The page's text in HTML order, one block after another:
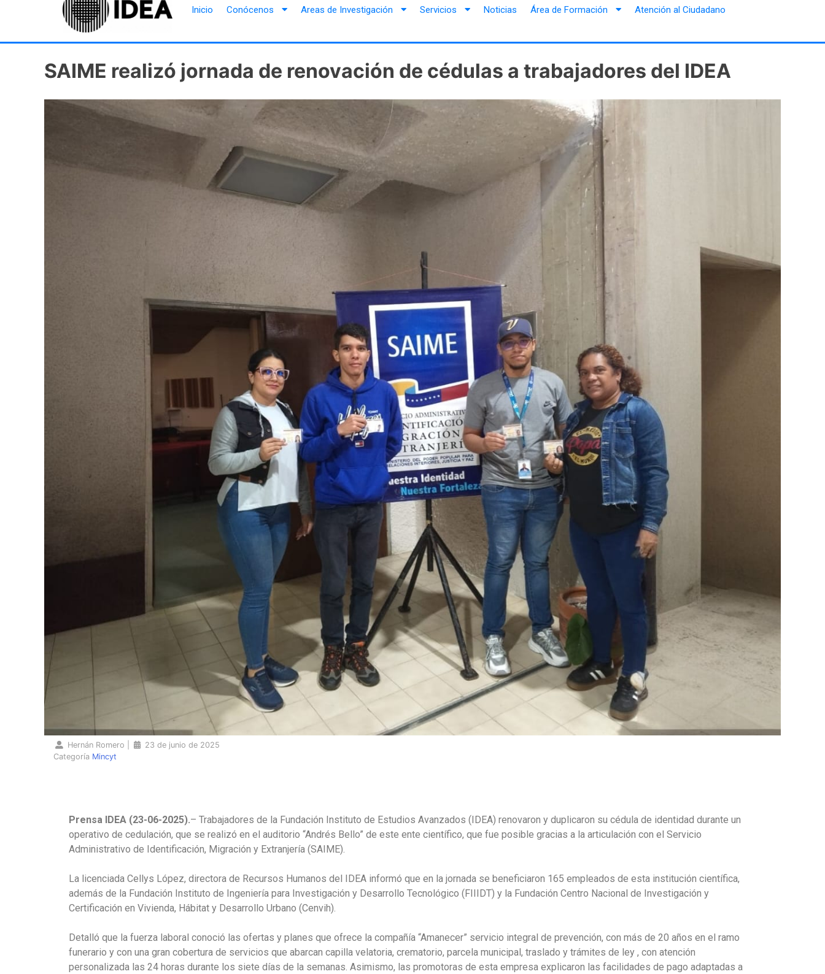
Inicio Conócenos Areas de Investigación Servicios Noticias Área de Formación Atención al Ciudadano
SAIME realizó jornada de renovación de cédulas a trabajadores del IDEA
Hernán Romero
23 de junio de 2025
Categoría Mincyt
Prensa IDEA (23-06-2025).– Trabajadores de la Fundación Instituto de Estudios Avanzados (IDEA) renovaron y duplicaron su cédula de identidad durante un
operativo de cedulación, que se realizó en el auditorio “Andrés Bello” de este ente científico, que fue posible gracias a la articulación con el Servicio
Administrativo de Identificación, Migración y Extranjería (SAIME).
La licenciada Cellys López, directora de Recursos Humanos del IDEA informó que en la jornada se beneficiaron 165 empleados de esta institución científica,
además de la Fundación Instituto de Ingeniería para Investigación y Desarrollo Tecnológico (FIIIDT) y la Fundación Centro Nacional de Investigación y
Certificación en Vivienda, Hábitat y Desarrollo Urbano (Cenvih).
Detalló que la fuerza laboral conoció las ofertas y planes que ofrece la compañía “Amanecer” servicio integral de prevención, con más de 20 años en el ramo
funerario y con una gran cobertura de servicios que abarcan capilla velatoria, crematorio, parcela municipal, traslado y trámites de ley , con atención
personalizada las 24 horas durante los siete días de la semanas. Asimismo, las promotoras de esta empresa explicaron las facilidades de pago adaptadas a